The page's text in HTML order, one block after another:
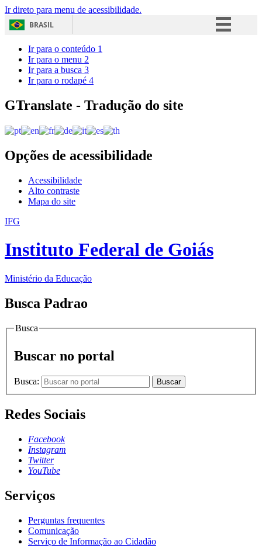
Ir direto para menu de acessibilidade.
BRASIL
Acesso à informação
Ir para o conteúdo 1
Ir para o menu 2
Ir para a busca 3
Ir para o rodapé 4
GTranslate - Tradução do site
Opções de acessibilidade
Acessibilidade
Alto contraste
Mapa do site
IFG
Instituto Federal de Goiás
Ministério da Educação
Busca Padrao
Busca
Buscar no portal
Busca: Buscar
Redes Sociais
Facebook
Instagram
Twitter
YouTube
Serviços
Perguntas frequentes
Comunicação
Serviço de Informação ao Cidadão